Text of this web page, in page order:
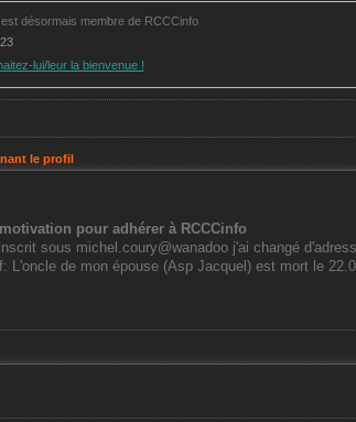
désormais membre de RCCCinfo
lui/leur la bienvenue !
le profil
pour adhérer à RCCCinfo
sous michel.coury@wanadoo j'ai changé
L'oncle de mon épouse (Asp Jacquel) est mort le